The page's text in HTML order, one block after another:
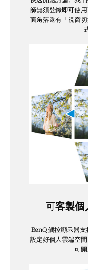
師無須登錄即可使
面角落還有「視窗
可客製個
BenQ 觸控顯示器
設定好個人雲端空
可